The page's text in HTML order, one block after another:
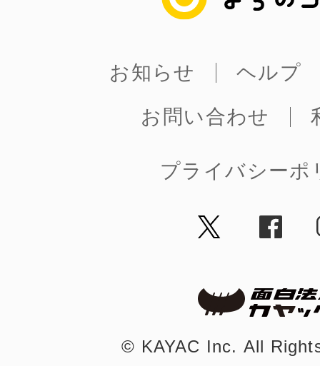
お知らせ
ヘルプ
お問い合わせ
プライバシーポ
©︎ KAYAC Inc. All